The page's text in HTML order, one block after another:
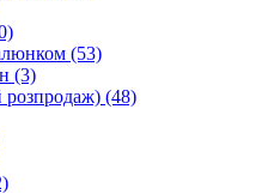
(53)
(3)
(48)